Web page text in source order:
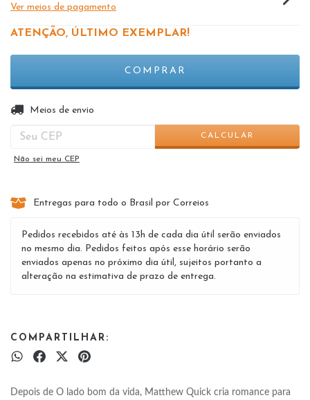
Ver meios de pagamento
ATENÇÃO, ÚLTIMO EXEMPLAR!
Entregas para o CEP:
Meios de envio
CALCULAR
Não sei meu CEP
Entregas para todo o Brasil por Correios
Pedidos recebidos até às 13h de cada dia útil serão enviados
no mesmo dia. Pedidos feitos após esse horário serão
enviados apenas no próximo dia útil, sujeitos portanto a
alteração na estimativa de prazo de entrega.
COMPARTILHAR:
Depois de O lado bom da vida, Matthew Quick cria romance para